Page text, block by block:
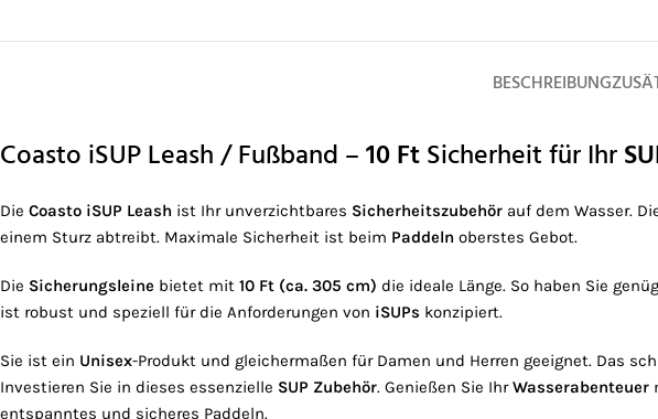
BESCHREIBUNG
Coasto iSUP Leash / Fußband –10 FtSicherheit für Ihr
Die Coasto iSUP Leash ist Ihr unverzichtbares Sicherheitszubehör auf dem Wasser.
einem Sturz abtreibt. Maximale Sicherheit ist beim Paddeln oberstes Gebot.
Die Sicherungsleine bietet mit 10 Ft (ca. 305 cm) die ideale Länge. So haben Sie
ist robust und speziell für die Anforderungen von iSUPs konzipiert.
Sie ist ein Unisex-Produkt und gleichermaßen für Damen und Herren geeignet. Das
Investieren Sie in dieses essenzielle SUP Zubehör. Genießen Sie IhrWasserabenteuer
entspanntes und sicheres Paddeln.